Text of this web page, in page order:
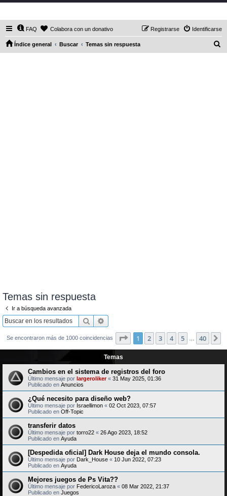
FAQ Colabora con un donativo Identificarse
Registrarse
Índice general Buscar Temas sin respuesta
Temas sin respuesta
Ir a búsqueda avanzada
Buscar
Se encontraron más de 1000 coincidencias Página de 40
1 2 3 4 5 40
Temas
Cambios en el sistema de registros del foro
Último mensaje por largeroliker« 31 May 2025, 01:36
Publicado en Anuncios
¿Qué necesito para diseño web?
Último mensaje por Israellimon « 02 Oct 2023, 07:57
Publicado en Off-Topic
transferir datos
Último mensaje por torro22 « 26 Ago 2023, 18:52
Publicado en Ayuda
[Despedida oficial] Dark House deja el mundo consola.
Último mensaje por Dark_House « 10 Jun 2022, 07:23
Publicado en Ayuda
Mejores juegos de Ps Vita??
Último mensaje por FedericoLaroza « 08 Mar 2022, 21:37
Publicado en Juegos